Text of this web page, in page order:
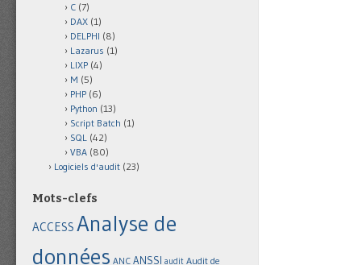
C (7)
DAX (1)
DELPHI (8)
Lazarus (1)
LIXP (4)
M (5)
PHP (6)
Python (13)
Script Batch (1)
SQL (42)
VBA (80)
Logiciels d'audit (23)
Mots-clefs
ACCESS Analyse de
données ANC ANSSI audit Audit de